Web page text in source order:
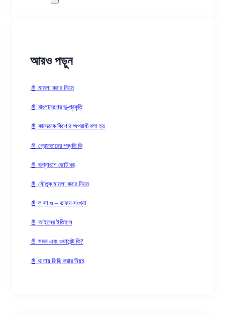
আরও পড়ুন
📓 মামলা করার নিয়ম
📓 বাংলাদেশের ভূ-প্রকৃতি
📓 কাদেরকে কিশোর অপরাধী বলা হয়
📓 গ্রেফতারের পদ্ধতি কি
📓 ভগ্নাংশে ছোট বড়
📓 যৌতুক মামলা করার নিয়ম
📓 ল.সা.গু = ভাজ্য সংখ্যা
📓 আইনের ইতিহাস
📓 সমন এবং ওয়ারেন্ট কি?
📓 থানায় জিডি করার নিয়ম